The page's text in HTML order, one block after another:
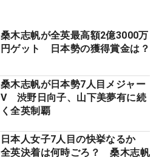
桑木志帆が全英最高額2億3000万
円ゲット 日本勢の獲得賞金は？
桑木志帆が日本勢7人目メジャー
V 渋野日向子、山下美夢有に続
く全英制覇
日本人女子7人目の快挙なるか
全英決着は何時ごろ？ 桑木志帆